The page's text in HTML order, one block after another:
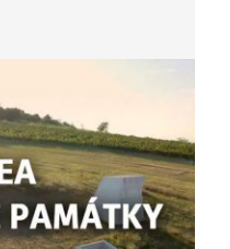
Kdo chce spojit
vyrazit do Království
parku nebo třeba